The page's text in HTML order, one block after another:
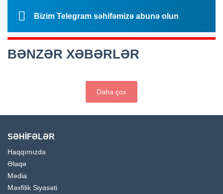
Bizim Telegram səhifəmizə abunə olun
BƏNZƏR XƏBƏRLƏR
Daha çox
SƏHİFƏLƏR
Haqqımızda
Əlaqə
Media
Məxfilik Siyasəti